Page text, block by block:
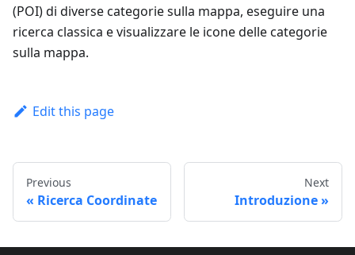
(POI) di diverse categorie sulla mappa, eseguire una
ricerca classica e visualizzare le icone delle categorie
sulla mappa.
Edit this page
Previous
Ricerca Coordinate
Next
Introduzione